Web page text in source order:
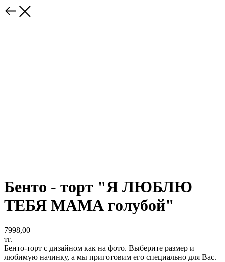
Бенто - торт "Я ЛЮБЛЮ
ТЕБЯ МАМА голубой"
7998,00
тг.
Бенто-торт с дизайном как на фото. Выберите размер и
любимую начинку, а мы приготовим его специально для Вас.